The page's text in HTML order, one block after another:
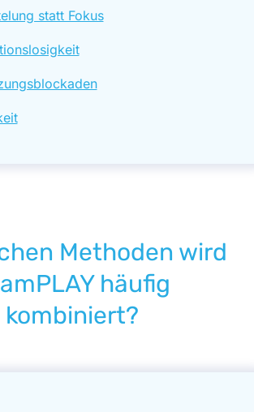
statt Fokus
Methoden wird
häufig
kombiniert?